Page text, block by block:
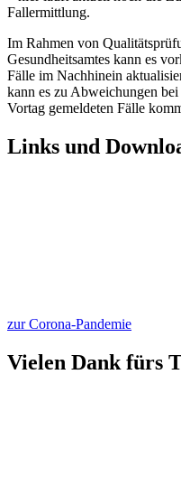
Fallermittlung.
Im Rahmen von
Gesundheitsamtes kann es
Fälle im Nachhinein
kann es zu Abweichungen
Vortag gemeldeten Fälle
Links und
zur Corona-Pandemie
Vielen Dank fürs